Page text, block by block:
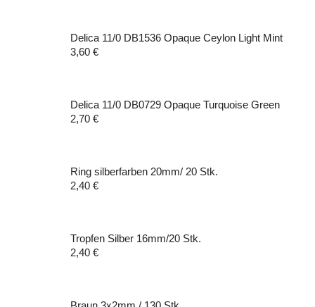
Delica 11/0 DB1536 Opaque Ceylon Light Mint
3,60 €
Delica 11/0 DB0729 Opaque Turquoise Green
2,70 €
Ring silberfarben 20mm/ 20 Stk.
2,40 €
Tropfen Silber 16mm/20 Stk.
2,40 €